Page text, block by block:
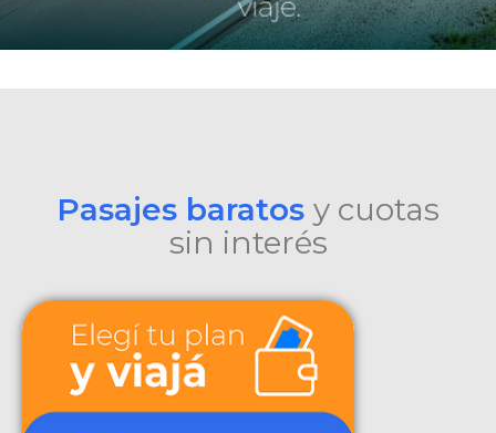
Pasajes baratos y cuotas
sin interés